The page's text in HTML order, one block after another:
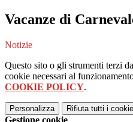
Vacanze di
Notizie
Questo sito o gli strumenti terzi
cookie necessari al
COOKIE POLICY.
Personalizza Rifiuta tutti i